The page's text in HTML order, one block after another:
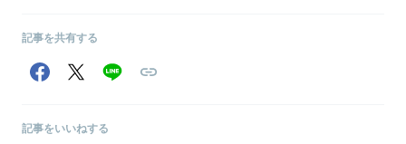
記事を共有する
記事をいいねする